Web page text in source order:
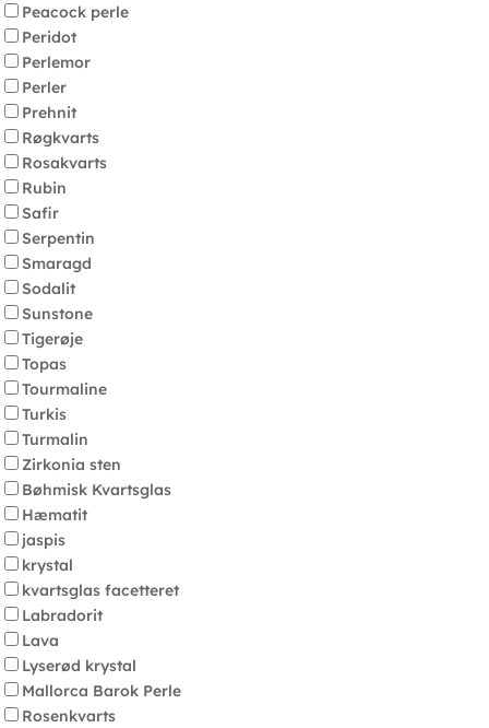
Peacock perle
Peridot
Perlemor
Perler
Prehnit
Røgkvarts
Rosakvarts
Rubin
Safir
Serpentin
Smaragd
Sodalit
Sunstone
Tigerøje
Topas
Tourmaline
Turkis
Turmalin
Zirkonia sten
Bøhmisk Kvartsglas
Hæmatit
jaspis
krystal
kvartsglas facetteret
Labradorit
Lava
Lyserød krystal
Mallorca Barok Perle
Rosenkvarts